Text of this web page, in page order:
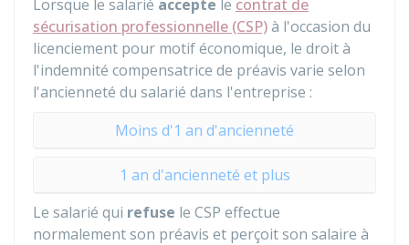
Lorsque le salarié accepte le contrat de
sécurisation professionnelle (CSP)à l'occasion du
licenciement pour motif économique, le droit à
l'indemnité compensatrice de préavis varie selon
l'ancienneté du salarié dans l'entreprise :
Moins d'1 an d'ancienneté
1 an d'ancienneté et plus
Le salarié qui refuse le CSP effectue
normalement son préavis et perçoit son salaire à